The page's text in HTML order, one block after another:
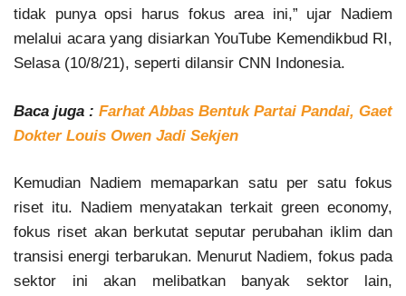
tidak punya opsi harus fokus area ini,” ujar Nadiem
melalui acara yang disiarkan YouTube Kemendikbud RI,
Selasa (10/8/21), seperti dilansir CNN Indonesia.
Baca juga : Farhat Abbas Bentuk Partai Pandai, Gaet
Dokter Louis Owen Jadi Sekjen
Kemudian Nadiem memaparkan satu per satu fokus
riset itu. Nadiem menyatakan terkait green economy,
fokus riset akan berkutat seputar perubahan iklim dan
transisi energi terbarukan. Menurut Nadiem, fokus pada
sektor ini akan melibatkan banyak sektor lain,